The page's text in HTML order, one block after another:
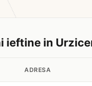
ieftine in
ADRESA